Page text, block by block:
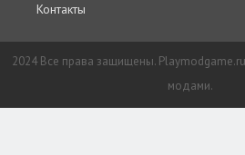
Контакты
2024 Все права защищены.
модами.